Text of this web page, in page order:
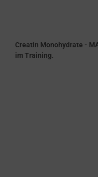
Creatin Monohydrate -
im Training.